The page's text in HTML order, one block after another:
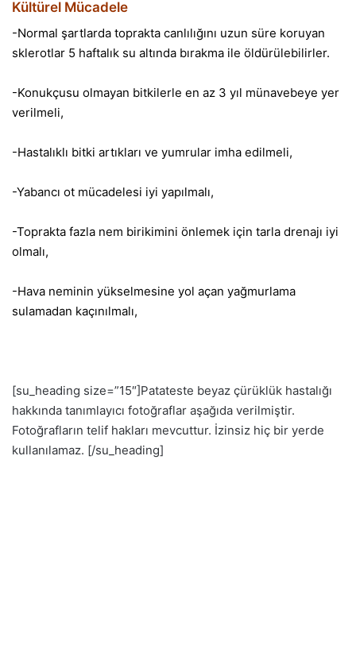
Kültürel Mücadele
-Normal şartlarda toprakta canlılığını uzun süre koruyan
sklerotlar 5 haftalık su altında bırakma ile öldürülebilirler.
-Konukçusu olmayan bitkilerle en az 3 yıl münavebeye yer
verilmeli,
-Hastalıklı bitki artıkları ve yumrular imha edilmeli,
-Yabancı ot mücadelesi iyi yapılmalı,
-Toprakta fazla nem birikimini önlemek için tarla drenajı iyi
olmalı,
-Hava neminin yükselmesine yol açan yağmurlama
sulamadan kaçınılmalı,
[su_heading size=”15″]Patateste beyaz çürüklük hastalığı
hakkında tanımlayıcı fotoğraflar aşağıda verilmiştir.
Fotoğrafların telif hakları mevcuttur. İzinsiz hiç bir yerde
kullanılamaz. [/su_heading]